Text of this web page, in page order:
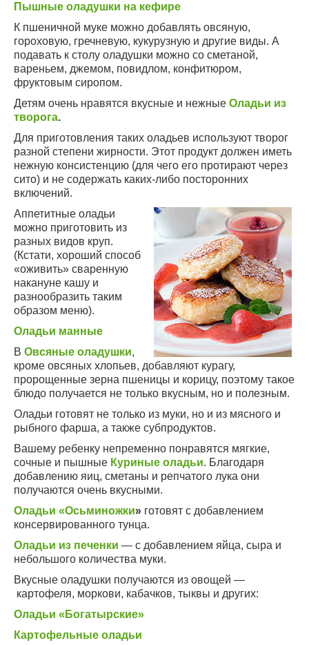
Пышные оладушки на кефире
К пшеничной муке можно добавлять овсяную,
гороховую, гречневую, кукурузную и другие виды. А
подавать к столу оладушки можно со сметаной,
вареньем, джемом, повидлом, конфитюром,
фруктовым сиропом.
Детям очень нравятся вкусные и нежные Оладьи из
творога.
Для приготовления таких оладьев используют творог
разной степени жирности. Этот продукт должен иметь
нежную консистенцию (для чего его протирают через
сито) и не содержать каких-либо посторонних
включений.
Аппетитные оладьи
можно приготовить из
разных видов круп.
(Кстати, хороший способ
«оживить» сваренную
накануне кашу и
разнообразить таким
образом меню).
Оладьи манные
В Овсяные оладушки,
кроме овсяных хлопьев, добавляют курагу,
пророщенные зерна пшеницы и корицу, поэтому такое
блюдо получается не только вкусным, но и полезным.
Оладьи готовят не только из муки, но и из мясного и
рыбного фарша, а также субпродуктов.
Вашему ребенку непременно понравятся мягкие,
сочные и пышные Куриные оладьи. Благодаря
добавлению яиц, сметаны и репчатого лука они
получаются очень вкусными.
Оладьи «Осьминожки» готовят с добавлением
консервированного тунца.
Оладьи из печенки — с добавлением яйца, сыра и
небольшого количества муки.
Вкусные оладушки получаются из овощей —
картофеля, моркови, кабачков, тыквы и других:
Оладьи «Богатырские»
Картофельные оладьи